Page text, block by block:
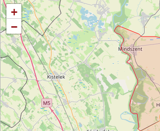
+
−